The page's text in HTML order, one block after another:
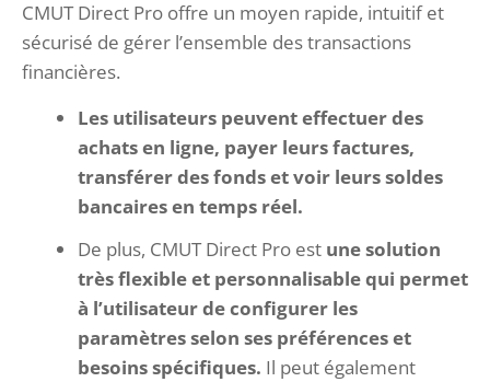
CMUT Direct Pro offre un moyen rapide, intuitif et
sécurisé de gérer l’ensemble des transactions
financières.
Les utilisateurs peuvent effectuer des
achats en ligne, payer leurs factures,
transférer des fonds et voir leurs soldes
bancaires en temps réel.
De plus, CMUT Direct Pro est une solution
très flexible et personnalisable qui permet
à l’utilisateur de configurer les
paramètres selon ses préférences et
besoins spécifiques. Il peut également